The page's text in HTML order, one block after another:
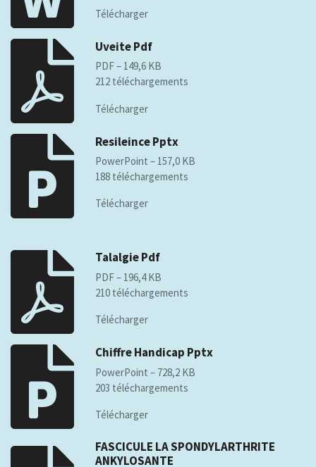
Télécharger
Uveite Pdf
PDF – 149,6 KB
212 téléchargements
Télécharger
Resileince Pptx
PowerPoint – 157,0 KB
188 téléchargements
Télécharger
Talalgie Pdf
PDF – 196,4 KB
210 téléchargements
Télécharger
Chiffre Handicap Pptx
PowerPoint – 728,2 KB
203 téléchargements
Télécharger
FASCICULE LA SPONDYLARTHRITE
ANKYLOSANTE